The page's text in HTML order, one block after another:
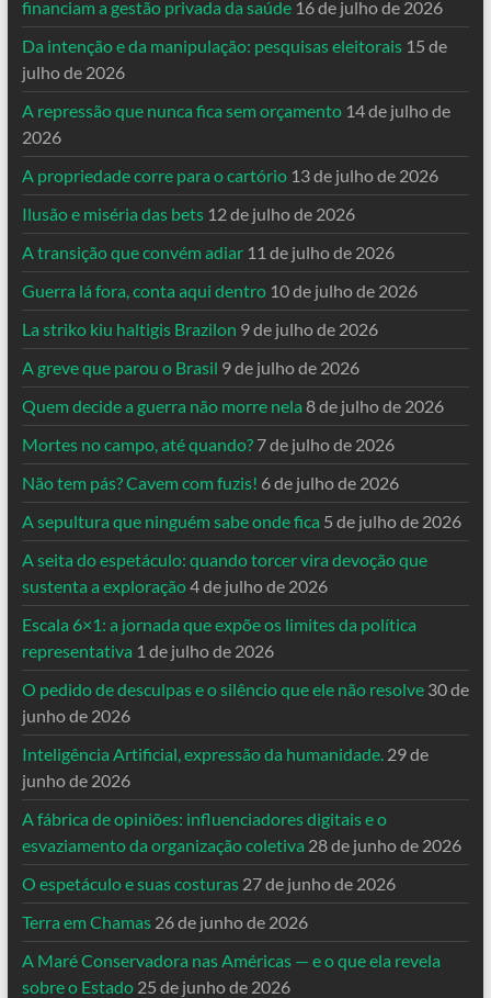
financiam a gestão privada da saúde 16 de julho de 2026
Da intenção e da manipulação: pesquisas eleitorais 15 de
julho de 2026
A repressão que nunca fica sem orçamento 14 de julho de
2026
A propriedade corre para o cartório 13 de julho de 2026
Ilusão e miséria das bets 12 de julho de 2026
A transição que convém adiar 11 de julho de 2026
Guerra lá fora, conta aqui dentro 10 de julho de 2026
La striko kiu haltigis Brazilon 9 de julho de 2026
A greve que parou o Brasil 9 de julho de 2026
Quem decide a guerra não morre nela 8 de julho de 2026
Mortes no campo, até quando? 7 de julho de 2026
Não tem pás? Cavem com fuzis! 6 de julho de 2026
A sepultura que ninguém sabe onde fica 5 de julho de 2026
A seita do espetáculo: quando torcer vira devoção que
sustenta a exploração4 de julho de 2026
Escala 6×1: a jornada que expõe os limites da política
representativa 1 de julho de 2026
O pedido de desculpas e o silêncio que ele não resolve 30 de
junho de 2026
Inteligência Artificial, expressão da humanidade. 29 de
junho de 2026
A fábrica de opiniões: influenciadores digitais e o
esvaziamento da organização coletiva 28 de junho de 2026
O espetáculo e suas costuras 27 de junho de 2026
Terra em Chamas 26 de junho de 2026
A Maré Conservadora nas Américas — e o que ela revela
sobre o Estado 25 de junho de 2026